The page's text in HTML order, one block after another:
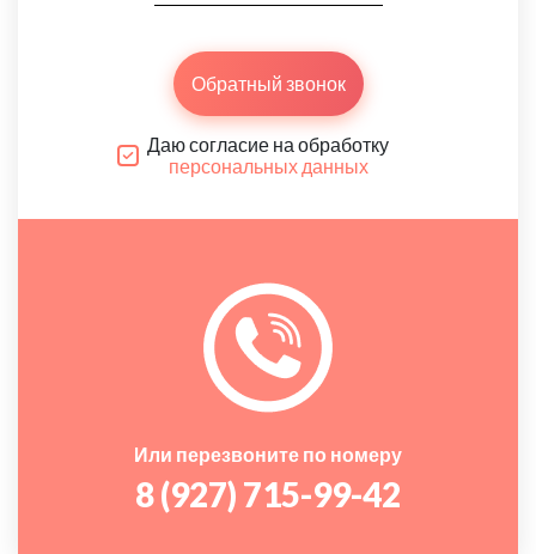
Обратный звонок
Даю согласие на обработку
персональных данных
Или перезвоните по номеру
8 (927) 715-99-42